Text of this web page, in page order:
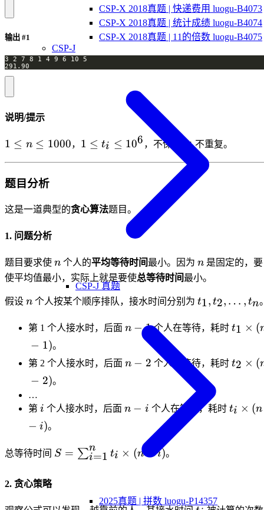
CSP-X 2018真题 | 快递费用 luogu-B4073
CSP-X 2018真题 | 统计成绩 luogu-B4074
CSP-X 2018真题 | 11的倍数 luogu-B4075
CSP-J
CSP-J 真题
2025真题 | 拼数 luogu-P14357
输出 #1
291.90
说明/提示
1\le
1000
1 ≤ n ≤ 1000， 1\le
1 ≤ ti ≤ 106 ，不保证 t_i
i不重复。
题目分析
这是一道典型的贪心算法题目。
1. 问题分析
题目要求使 n
n 个人的平均等待时间最小。因为 n
n 是固定的，要
使平均值最小，实际上就是要使总等待时间最小。
假设 n
n 个人按某个顺序排队，接水时间分别为 t_1,
\dots,
t1, t2, … , tn
第 1 个人接水时，后面 n-
n −1个人在等待，耗时 t_1
t1 × (
− 1)。
第 2 个人接水时，后面 n-
n − 2 个人在等待，耗时 t_2
t2 × (
− 2)。
…
第 i
i 个人接水时，后面 n-
n − i 个人在等待，耗时 t_i
ti × (n
− i)。
总等待时间 S =
S = ∑i=1
n
ti × (n − i)。
2. 贪心策略